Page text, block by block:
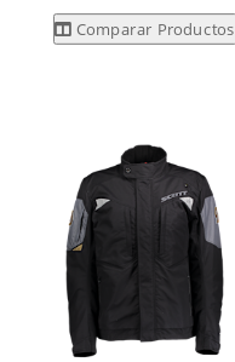
Comparar Productos